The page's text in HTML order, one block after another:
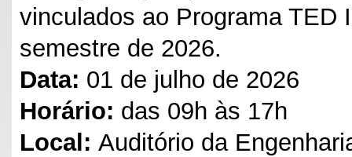
vinculados ao Programa TED
semestre de 2026.
Data: 01 de julho de 2026
Horário: das 09h às 17h
Local: Auditório da